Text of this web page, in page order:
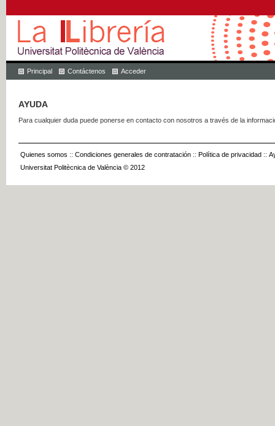
Principal Contáctenos Acceder
AYUDA
Para cualquier duda puede ponerse en contacto con nosotros a través de la
Quienes somos :: Condiciones generales de contratación :: Política de privacidad ::
Universitat Politècnica de València © 2012